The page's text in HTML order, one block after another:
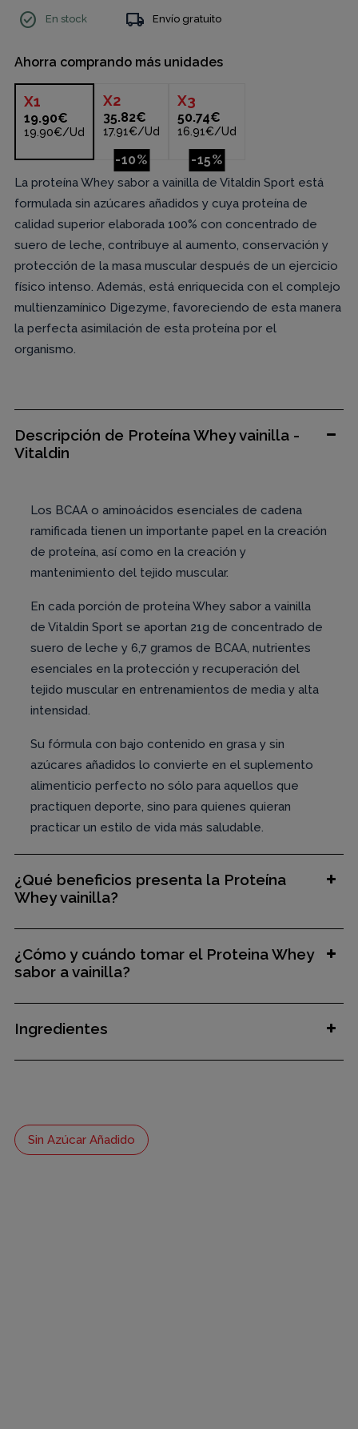
check_circle En stock local_shipping Envío gratuito
Ahorra comprando más unidades
X1
19.90€
19.90€/Ud
X2
35.82€
17.91€/Ud
-10%
X3
50.74€
16.91€/Ud
-15%
La proteína Whey sabor a vainilla de Vitaldin Sport está
formulada sin azúcares añadidos y cuya proteína de
calidad superior elaborada 100% con concentrado de
suero de leche, contribuye al aumento, conservación y
protección de la masa muscular después de un ejercicio
físico intenso. Además, está enriquecida con el complejo
multienzamínico Digezyme, favoreciendo de esta manera
la perfecta asimilación de esta proteína por el
organismo.
Descripción de Proteína Whey vainilla -
Vitaldin
Los BCAA o aminoácidos esenciales de cadena
ramificada tienen un importante papel en la creación
de proteína, así como en la creación y
mantenimiento del tejido muscular.
En cada porción de proteína Whey sabor a vainilla
de Vitaldin Sport se aportan 21g de concentrado de
suero de leche y 6,7 gramos de BCAA, nutrientes
esenciales en la protección y recuperación del
tejido muscular en entrenamientos de media y alta
intensidad.
Su fórmula con bajo contenido en grasa y sin
azúcares añadidos lo convierte en el suplemento
alimenticio perfecto no sólo para aquellos que
practiquen deporte, sino para quienes quieran
practicar un estilo de vida más saludable.
¿Qué beneficios presenta la Proteína
Whey vainilla?
¿Cómo y cuándo tomar el Proteina Whey
sabor a vainilla?
Ingredientes
Sin Azúcar Añadido